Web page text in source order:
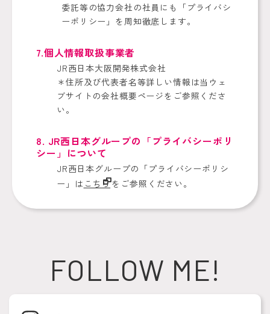
委託等の協力会社の社員にも「プライバシ
ーポリシー」を周知徹底します。
7.個人情報取扱事業者
JR西日本大阪開発株式会社
＊住所及び代表者名等詳しい情報は当ウェ
ブサイトの会社概要ページをご参照くださ
い。
8. JR西日本グループの「プライバシーポリ
シー」について
JR西日本グループの「プライバシーポリシ
ー」は こちらをご参照ください。
FOLLOW ME!